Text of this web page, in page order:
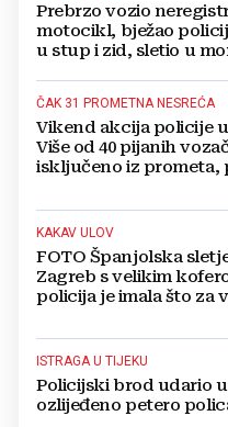
Prebrzo vozio
motocikl, bježao
u stup i zid, sletio u
ČAK 31 PROMETNA NESREĆA
Vikend akcija policije
Više od 40 pijanih
isključeno iz prometa,
KAKAV ULOV
FOTO Španjolska
Zagreb s velikim
policija je imala što za
ISTRAGA U TIJEKU
Policijski brod udario
ozlijeđeno petero